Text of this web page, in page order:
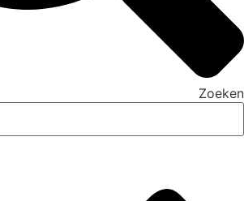
Zoeken